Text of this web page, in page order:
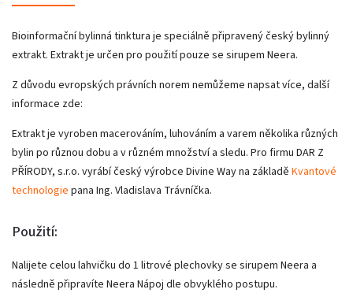
Bioinformační bylinná tinktura je speciálně připravený český bylinný
extrakt. Extrakt je určen pro použití pouze se sirupem Neera.
Z důvodu evropských právních norem nemůžeme napsat více, další
informace zde:
Extrakt je vyroben macerováním, luhováním a varem několika různých
bylin po různou dobu a v různém množství a sledu. Pro firmu DAR Z
PŘÍRODY, s.r.o. vyrábí český výrobce Divine Way na základě Kvantové
technologie pana Ing. Vladislava Trávníčka.
Použití:
Nalijete celou lahvičku do 1 litrové plechovky se sirupem Neera a
následně připravíte Neera Nápoj dle obvyklého postupu.